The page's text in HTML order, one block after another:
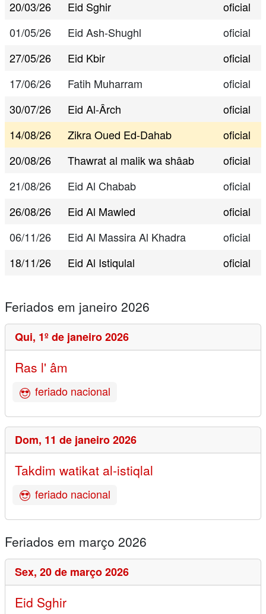
20/03/26
Eid Sghir
oficial
01/05/26
Eid Ash-Shughl
oficial
27/05/26
Eid Kbir
oficial
17/06/26
Fatih Muharram
oficial
30/07/26
Eid Al-Ârch
oficial
14/08/26
Zikra Oued Ed-Dahab
oficial
20/08/26
Thawrat al malik wa shâab
oficial
21/08/26
Eid Al Chabab
oficial
26/08/26
Eid Al Mawled
oficial
06/11/26
Eid Al Massira Al Khadra
oficial
18/11/26
Eid Al Istiqulal oficial
Feriados em janeiro 2026
Qui, 1º de janeiro 2026
Ras l' âm
feriado nacional
Dom, 11 de janeiro 2026
Takdim watikat al-istiqlal
feriado nacional
Feriados em março 2026
Sex, 20 de março 2026
Eid Sghir